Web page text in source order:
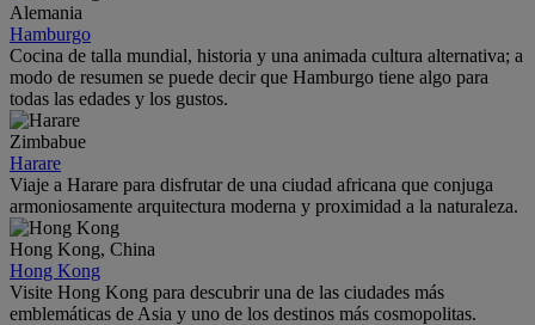
Alemania
Hamburgo
Cocina de talla mundial, historia y una animada cultura alternativa; a
modo de resumen se puede decir que Hamburgo tiene algo para
todas las edades y los gustos.
Zimbabue
Harare
Viaje a Harare para disfrutar de una ciudad africana que conjuga
armoniosamente arquitectura moderna y proximidad a la naturaleza.
Hong Kong, China
Hong Kong
Visite Hong Kong para descubrir una de las ciudades más
emblemáticas de Asia y uno de los destinos más cosmopolitas.